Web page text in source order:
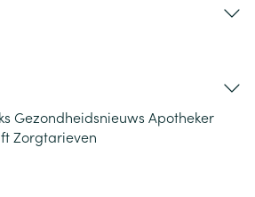
Gezondheidsnieuws Apotheker
Zorgtarieven